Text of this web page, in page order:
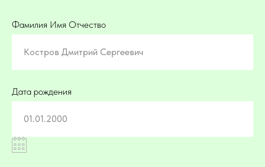
Фамилия Имя Отчество
Костров Дмитрий Сергеевич
Дата рождения
01.01.2000